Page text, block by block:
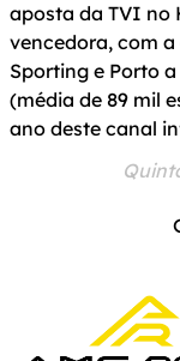
aposta da TVI no
vencedora, com
Sporting e Porto
(média de 89 mil
ano deste canal